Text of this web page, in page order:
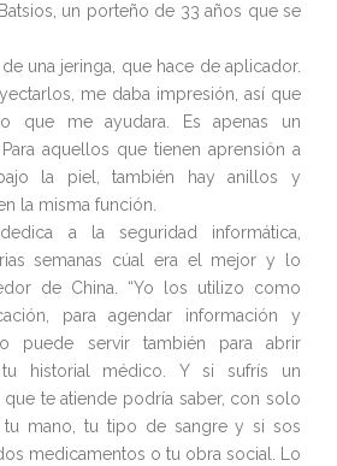
un porteño de 33 años que se
una jeringa, que hace de aplicador.
me daba impresión, así que
que me ayudara. Es apenas un
aquellos que tienen aprensión a
la piel, también hay anillos y
la misma función.
a la seguridad informática,
semanas cúal era el mejor y lo
de China. “Yo los utilizo como
para agendar información y
puede servir también para abrir
historial médico. Y si sufrís un
te atiende podría saber, con solo
mano, tu tipo de sangre y si sos
medicamentos o tu obra social. Lo